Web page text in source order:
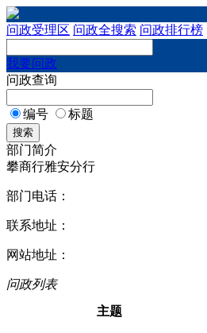
问政受理区 问政全搜索 问政排行榜
我要问政
问政查询
编号 标题
搜索
部门简介
攀商行雅安分行
部门电话：
联系地址：
网站地址：
问政列表
主题